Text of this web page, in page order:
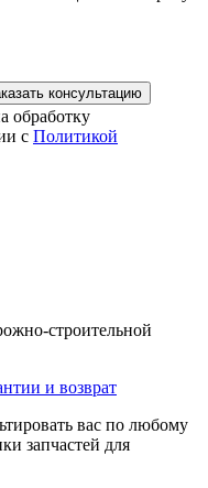
консультацию
обработку
с Политикой
строительной
и возврат
вас по любому
запчастей для